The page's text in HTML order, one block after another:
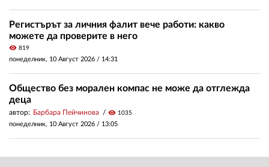
Регистърът за личния фалит вече работи: какво
можете да проверите в него
visibility 819
понеделник, 10 Август 2026 / 14:31
Общество без морален компас не може да отглежда
деца
автор: Барбара Пейчинова visibility 1035
понеделник, 10 Август 2026 / 13:05